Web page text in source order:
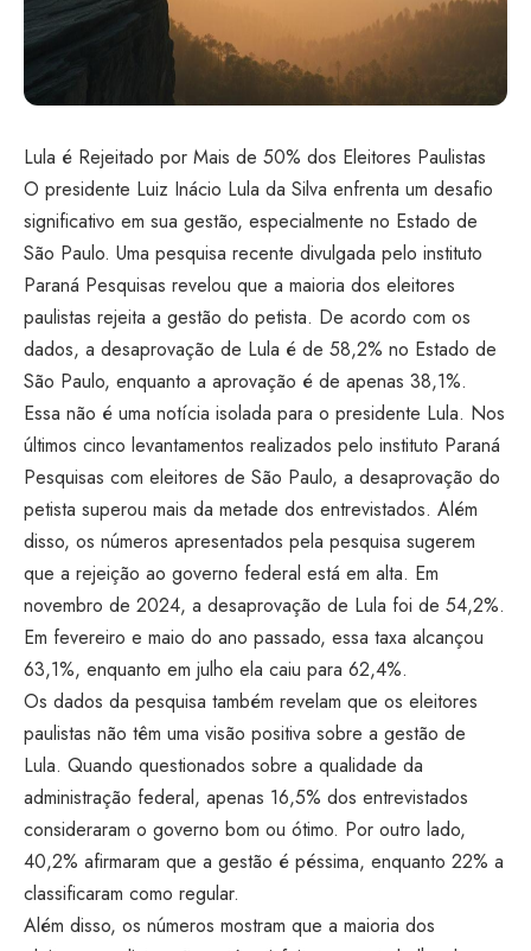
Lula é Rejeitado por Mais de 50% dos Eleitores Paulistas
O presidente Luiz Inácio Lula da Silva enfrenta um desafio
significativo em sua gestão, especialmente no Estado de
São Paulo. Uma pesquisa recente divulgada pelo instituto
Paraná Pesquisas revelou que a maioria dos eleitores
paulistas rejeita a gestão do petista. De acordo com os
dados, a desaprovação de Lula é de 58,2% no Estado de
São Paulo, enquanto a aprovação é de apenas 38,1%.
Essa não é uma notícia isolada para o presidente Lula. Nos
últimos cinco levantamentos realizados pelo instituto Paraná
Pesquisas com eleitores de São Paulo, a desaprovação do
petista superou mais da metade dos entrevistados. Além
disso, os números apresentados pela pesquisa sugerem
que a rejeição ao governo federal está em alta. Em
novembro de 2024, a desaprovação de Lula foi de 54,2%.
Em fevereiro e maio do ano passado, essa taxa alcançou
63,1%, enquanto em julho ela caiu para 62,4%.
Os dados da pesquisa também revelam que os eleitores
paulistas não têm uma visão positiva sobre a gestão de
Lula. Quando questionados sobre a qualidade da
administração federal, apenas 16,5% dos entrevistados
consideraram o governo bom ou ótimo. Por outro lado,
40,2% afirmaram que a gestão é péssima, enquanto 22% a
classificaram como regular.
Além disso, os números mostram que a maioria dos